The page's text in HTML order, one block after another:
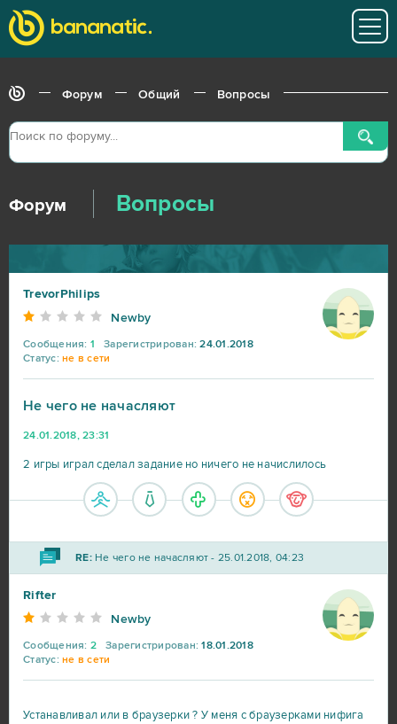
Форум Общий Вопросы
Форум Вопросы
TrevorPhilips
Newby
Сообщения: 1 Зарегистрирован: 24.01.2018
Статус: не в сети
Не чего не начасляют
24.01.2018, 23:31
2 игры играл сделал задание но ничего не начислилось
RE:Не чего не начасляют - 25.01.2018, 04:23
Rifter
Newby
Сообщения: 2 Зарегистрирован: 18.01.2018
Статус: не в сети
Устанавливал или в браузерки ? У меня с браузерками нифига